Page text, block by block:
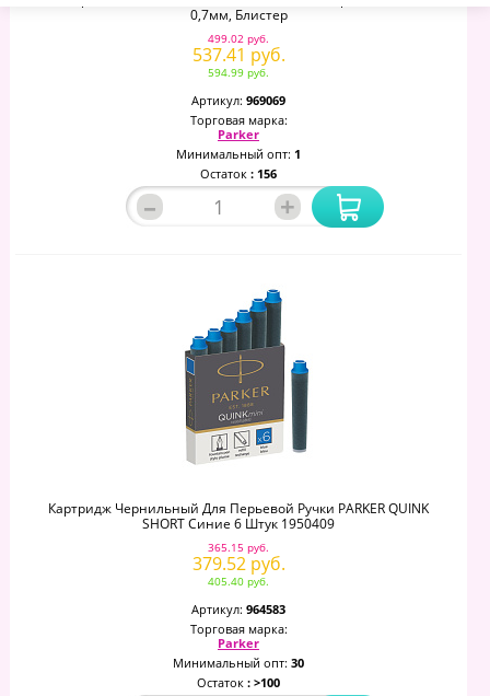
0,7мм, Блистер
499.02 руб.
537.41 руб.
594.99 руб.
Артикул: 969069
Торговая марка:
Parker
Минимальный опт: 1
Остаток : 156
– +
Картридж Чернильный Для Перьевой Ручки PARKER QUINK
SHORT Синие 6 Штук 1950409
365.15 руб.
379.52 руб.
405.40 руб.
Артикул: 964583
Торговая марка:
Parker
Минимальный опт: 30
Остаток : >100